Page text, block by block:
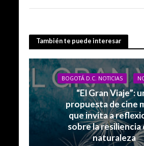
También te puede interesar
BOGOTÁ D.C. NOTICIAS
“El Gran Viaje”:
propuesta de cine
que invita a
sobre la resiliencia
naturaleza